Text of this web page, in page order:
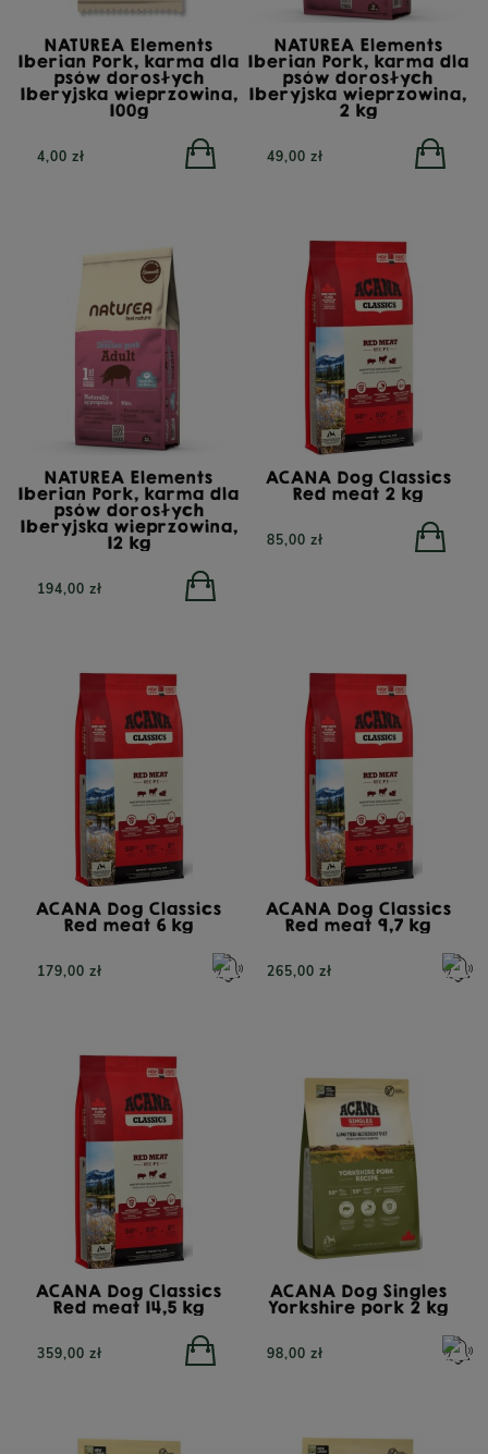
YORA All Breed
GrainFree Mono Insect,
bezzbożowa sucha
karma dla psów z
DOSTĘPNOŚCI
YORA Light/Senior Mono
Insect Superfood, sucha
karma dla psów
starszych lub z
410,00 zł
23,90 zł 34,90 zł
NATUREA Elements
Iberian Pork, karma dla
psów dorosłych
Iberyjska wieprzowina,
100g
4,00 zł
NATUREA Elements
Iberian Pork, karma dla
psów dorosłych
Iberyjska wieprzowina,
2 kg
49,00 zł
NATUREA Elements
Iberian Pork, karma dla
psów dorosłych
Iberyjska wieprzowina,
12 kg
194,00 zł
ACANA Dog Classics
Red meat 2 kg
85,00 zł
ACANA Dog Classics
Red meat 6 kg
179,00 zł
ACANA Dog Classics
Red meat 9,7 kg
265,00 zł
ACANA Dog Classics
Red meat 14,5 kg
359,00 zł
ACANA Dog Singles
Yorkshire pork 2 kg
98,00 zł